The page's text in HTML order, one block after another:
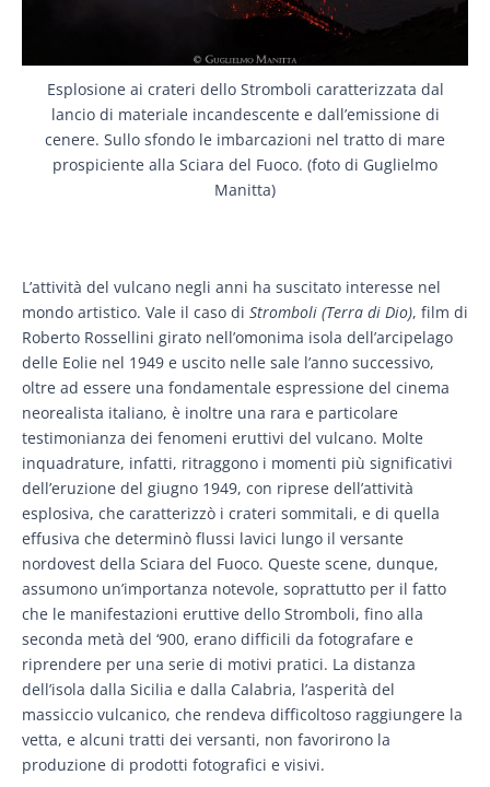
Esplosione ai crateri dello Stromboli caratterizzata dal
lancio di materiale incandescente e dall’emissione di
cenere. Sullo sfondo le imbarcazioni nel tratto di mare
prospiciente alla Sciara del Fuoco. (foto di Guglielmo
Manitta)
L’attività del vulcano negli anni ha suscitato interesse nel
mondo artistico. Vale il caso di Stromboli (Terra di Dio), film di
Roberto Rossellini girato nell’omonima isola dell’arcipelago
delle Eolie nel 1949 e uscito nelle sale l’anno successivo,
oltre ad essere una fondamentale espressione del cinema
neorealista italiano, è inoltre una rara e particolare
testimonianza dei fenomeni eruttivi del vulcano. Molte
inquadrature, infatti, ritraggono i momenti più significativi
dell’eruzione del giugno 1949, con riprese dell’attività
esplosiva, che caratterizzò i crateri sommitali, e di quella
effusiva che determinò flussi lavici lungo il versante
nordovest della Sciara del Fuoco. Queste scene, dunque,
assumono un’importanza notevole, soprattutto per il fatto
che le manifestazioni eruttive dello Stromboli, fino alla
seconda metà del ‘900, erano difficili da fotografare e
riprendere per una serie di motivi pratici. La distanza
dell’isola dalla Sicilia e dalla Calabria, l’asperità del
massiccio vulcanico, che rendeva difficoltoso raggiungere la
vetta, e alcuni tratti dei versanti, non favorirono la
produzione di prodotti fotografici e visivi.